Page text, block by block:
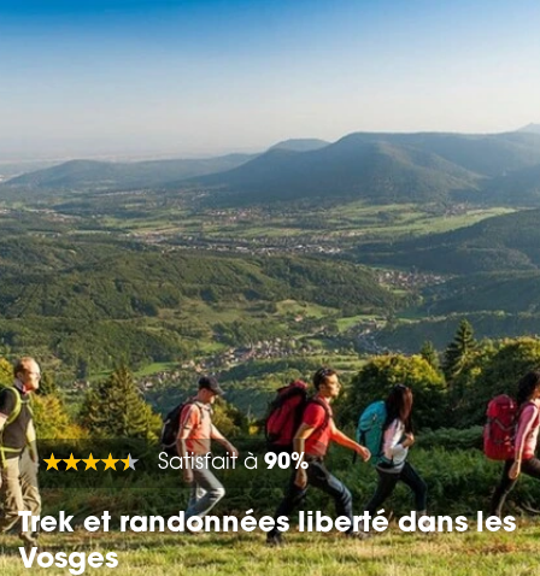
Satisfait à90%
Trek et randonnées liberté dans les
Vosges